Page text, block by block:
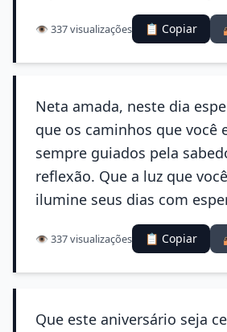
👁️ 337 visualizações 📋 Copiar
Neta amada, neste dia
que os caminhos que você
sempre guiados pela
reflexão. Que a luz que
ilumine seus dias com
👁️ 337 visualizações 📋 Copiar
Que este aniversário seja